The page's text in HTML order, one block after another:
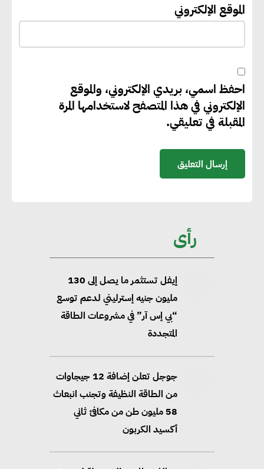
الموقع الإلكتروني
احفظ اسمي، بريدي الإلكتروني، والموقع
الإلكتروني في هذا المتصفح لاستخدامها المرة
المقبلة في تعليقي.
رأى
إيفل تستثمر ما يصل إلى 130
مليون جنيه إسترليني لدعم توسع
“بي إس آر” في مشروعات الطاقة
المتجددة
جوجل تعلن إضافة 12 جيجاوات
من الطاقة النظيفة وتجنب انبعاث
58 مليون طن من مكافئ ثاني
أكسيد الكربون